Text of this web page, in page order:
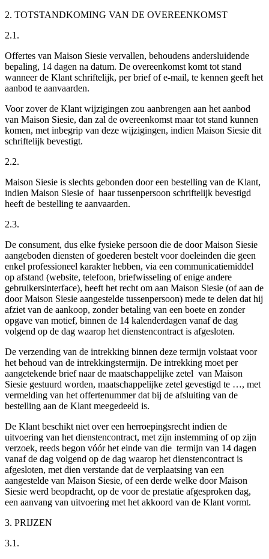
2. TOTSTANDKOMING VAN DE OVEREENKOMST
2.1.
Offertes van Maison Siesie vervallen, behoudens andersluidende
bepaling, 14 dagen na datum. De overeenkomst komt tot stand
wanneer de Klant schriftelijk, per brief of e-mail, te kennen geeft het
aanbod te aanvaarden.
Voor zover de Klant wijzigingen zou aanbrengen aan het aanbod
van Maison Siesie, dan zal de overeenkomst maar tot stand kunnen
komen, met inbegrip van deze wijzigingen, indien Maison Siesie dit
schriftelijk bevestigt.
2.2.
Maison Siesie is slechts gebonden door een bestelling van de Klant,
indien Maison Siesie of haar tussenpersoon schriftelijk bevestigd
heeft de bestelling te aanvaarden.
2.3.
De consument, dus elke fysieke persoon die de door Maison Siesie
aangeboden diensten of goederen bestelt voor doeleinden die geen
enkel professioneel karakter hebben, via een communicatiemiddel
op afstand (website, telefoon, briefwisseling of enige andere
gebruikersinterface), heeft het recht om aan Maison Siesie (of aan de
door Maison Siesie aangestelde tussenpersoon) mede te delen dat hij
afziet van de aankoop, zonder betaling van een boete en zonder
opgave van motief, binnen de 14 kalenderdagen vanaf de dag
volgend op de dag waarop het dienstencontract is afgesloten.
De verzending van de intrekking binnen deze termijn volstaat voor
het behoud van de intrekkingstermijn. De intrekking moet per
aangetekende brief naar de maatschappelijke zetel van Maison
Siesie gestuurd worden, maatschappelijke zetel gevestigd te …, met
vermelding van het offertenummer dat bij de afsluiting van de
bestelling aan de Klant meegedeeld is.
De Klant beschikt niet over een herroepingsrecht indien de
uitvoering van het dienstencontract, met zijn instemming of op zijn
verzoek, reeds begon vóór het einde van die termijn van 14 dagen
vanaf de dag volgend op de dag waarop het dienstencontract is
afgesloten, met dien verstande dat de verplaatsing van een
aangestelde van Maison Siesie, of een derde welke door Maison
Siesie werd beopdracht, op de voor de prestatie afgesproken dag,
een aanvang van uitvoering met het akkoord van de Klant vormt.
3. PRIJZEN
3.1.